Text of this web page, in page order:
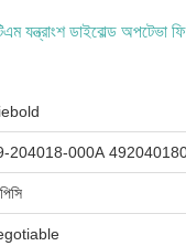
ডাইবোল্ড অপটেভা
204018-000A